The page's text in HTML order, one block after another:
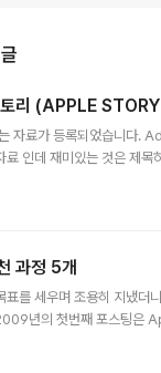
토리 (APPLE
자료가 등록되었습니다.
인데 재미있는 것은 제목
more presentations
웹에서 보는 것보
Featured 메..
과정 5개
표를 세우며 조용히 지냈더
년의 첫번째 포스팅은
근시간을 소비 합니다. 그